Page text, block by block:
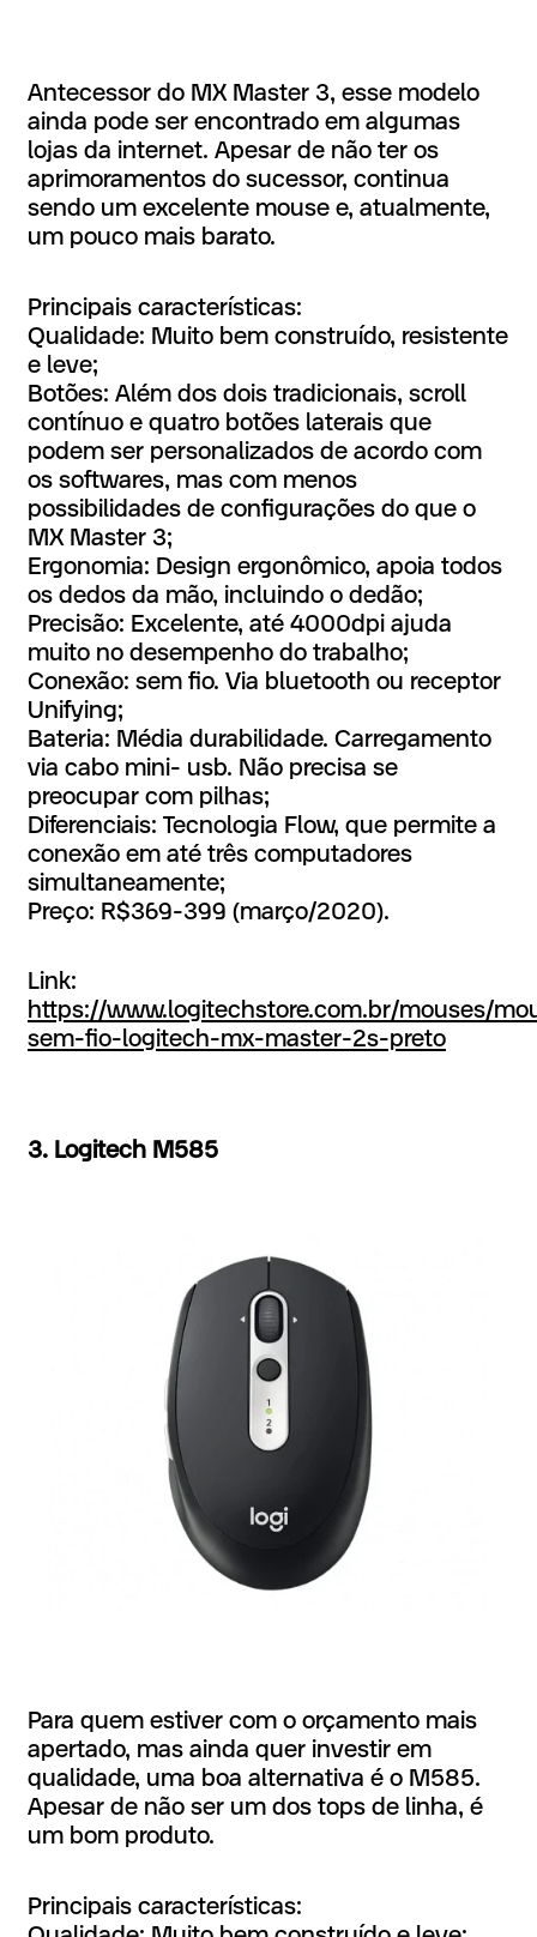
Antecessor do MX Master 3, esse modelo
ainda pode ser encontrado em algumas
lojas da internet. Apesar de não ter os
aprimoramentos do sucessor, continua
sendo um excelente mouse e, atualmente,
um pouco mais barato.
Principais características:
Qualidade: Muito bem construído, resistente
e leve;
Botões: Além dos dois tradicionais, scroll
contínuo e quatro botões laterais que
podem ser personalizados de acordo com
os softwares, mas com menos
possibilidades de configurações do que o
MX Master 3;
Ergonomia: Design ergonômico, apoia todos
os dedos da mão, incluindo o dedão;
Precisão: Excelente, até 4000dpi ajuda
muito no desempenho do trabalho;
Conexão: sem fio. Via bluetooth ou receptor
Unifying;
Bateria: Média durabilidade. Carregamento
via cabo mini- usb. Não precisa se
preocupar com pilhas;
Diferenciais: Tecnologia Flow, que permite a
conexão em até três computadores
simultaneamente;
Preço: R$369-399 (março/2020).
Link:
https://www.logitechstore.com.br/mouses/
sem-fio-logitech-mx-master-2s-preto
3. Logitech M585
Para quem estiver com o orçamento mais
apertado, mas ainda quer investir em
qualidade, uma boa alternativa é o M585.
Apesar de não ser um dos tops de linha, é
um bom produto.
Principais características: